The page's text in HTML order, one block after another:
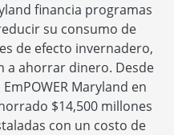
financia programas
su consumo de
de efecto invernadero,
a ahorrar dinero. Desde
Maryland en
$14,500 millones
con un costo de